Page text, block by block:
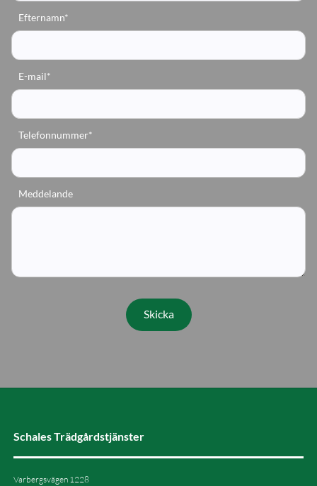
Efternamn*
E-mail*
Telefonnummer*
Meddelande
Schales Trädgårdstjänster
Varbergsvägen 1228